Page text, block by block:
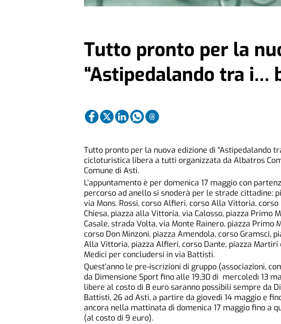
Tutto pronto per la
“Astipedalando tra i…
Tutto pronto per la nuova edizione di “Astipedalando
cicloturistica libera a tutti organizzata da Albatros
Comune di Asti.
L’appuntamento è per domenica 17 maggio con
percorso ad anello si snoderà per le strade cittadine:
via Mons. Rossi, corso Alfieri, corso Alla Vittoria,
Chiesa, piazza alla Vittoria, via Calosso, piazza Primo
Casale, strada Volta, via Monte Rainero, piazza Primo
corso Don Minzoni, piazza Amendola, corso Gramsci,
Alla Vittoria, piazza Alfieri, corso Dante, piazza Martiri
Medici per concludersi in via Battisti.
Quest’anno le pre-iscrizioni di gruppo (associazioni,
da Dimensione Sport fino alle 19,30 di mercoledì 13
libere al costo di 8 euro saranno possibili sempre da
Battisti, 26 ad Asti, a partire da giovedì 14 maggio e
ancora nella mattinata di domenica 17 maggio fino a
(al costo di 9 euro).